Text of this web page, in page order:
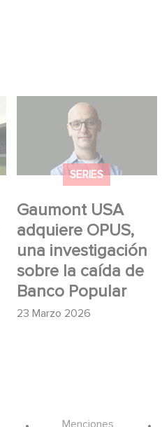
SERIES
Gaumont USA
adquiere OPUS,
una investigación
sobre la caída de
Banco Popular
23 Marzo 2026
Gaumont USA
adquiere OPUS, una
investigación sobre la
caída de Banco
Menciones